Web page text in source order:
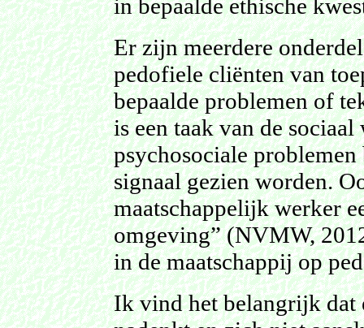
in bepaalde ethische
Er zijn meerdere
pedofiele cliënten van
bepaalde problemen of
is een taak van de sociaal
psychosociale
signaal gezien worden.
maatschappelijk werker
omgeving” (NVMW,
in de maatschappij op
Ik vind het belangrijk dat